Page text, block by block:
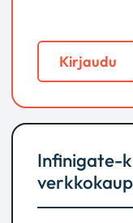
Kirjaudu
Infinigate-